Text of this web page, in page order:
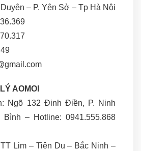
– P. Yên Sở – Tp Hà Nội
AOMOI
Ngõ 132 Đinh Điền, P. Ninh
– Hotline: 0941.555.868
Lim – Tiên Du – Bắc Ninh –